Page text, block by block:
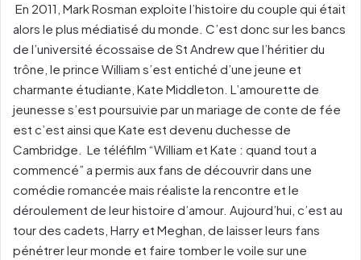
En 2011, Mark Rosman exploite l’histoire du couple qui était
alors le plus médiatisé du monde. C’est donc sur les bancs
de l’université écossaise de St Andrew que l’héritier du
trône, le prince William s’est entiché d’une jeune et
charmante étudiante, Kate Middleton. L’amourette de
jeunesse s’est poursuivie par un mariage de conte de fée
est c’est ainsi que Kate est devenu duchesse de
Cambridge. Le téléfilm “William et Kate : quand tout a
commencé” a permis aux fans de découvrir dans une
comédie romancée mais réaliste la rencontre et le
déroulement de leur histoire d’amour. Aujourd’hui, c’est au
tour des cadets, Harry et Meghan, de laisser leurs fans
pénétrer leur monde et faire tomber le voile sur une